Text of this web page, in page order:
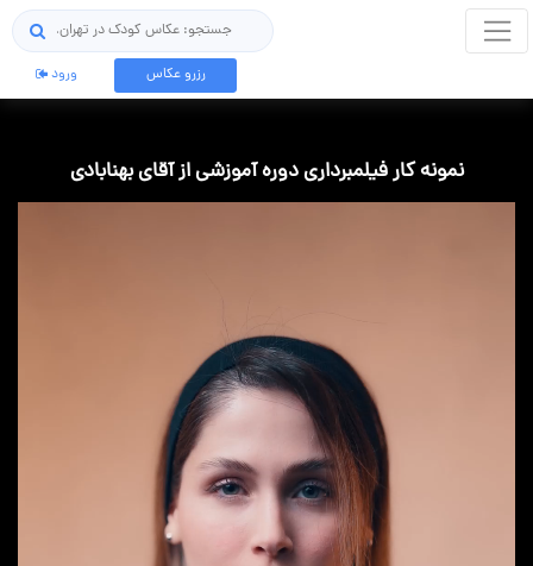
جستجو
رزرو عکاس ورود
نمونه کار فیلمبرداری دوره آموزشی از آقای بهنابادی